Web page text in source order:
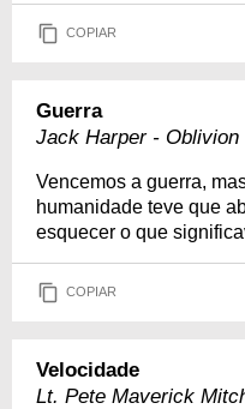
COPIAR
Guerra
Jack Harper - Oblivion
Vencemos a guerra,
humanidade teve que
esquecer o que
COPIAR
Velocidade
Lt. Pete Maverick